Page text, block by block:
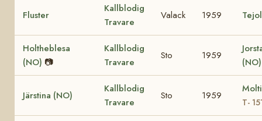
Fluster
Kallblodig
Travare
Valack 1959
Holtheblesa
(NO) 📷
Kallblodig
Travare
Sto 1959
(NO)
Järstina (NO)
Kallblodig
Travare
Sto 1959
T-